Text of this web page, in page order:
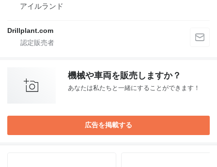
アイルランド
Drillplant.com
機械や車両を販売しますか？
あなたは私たちと一緒にすることができます！
広告を掲載する